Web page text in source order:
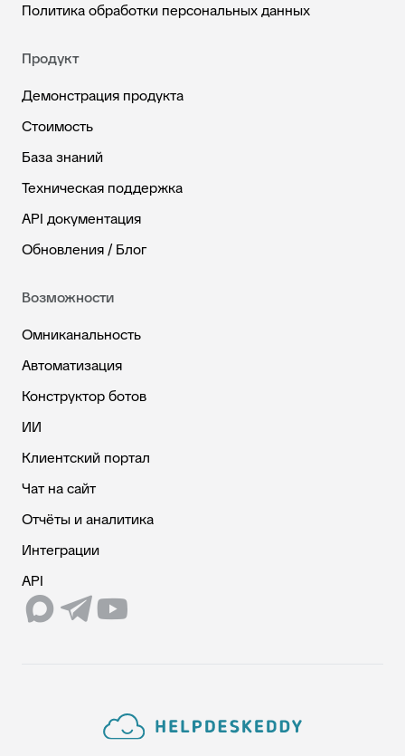
Политика обработки персональных данных
Продукт
Демонстрация продукта
Стоимость
База знаний
Техническая поддержка
API документация
Обновления / Блог
Возможности
Омниканальность
Автоматизация
Конструктор ботов
ИИ
Клиентский портал
Чат на сайт
Отчёты и аналитика
Интеграции
API